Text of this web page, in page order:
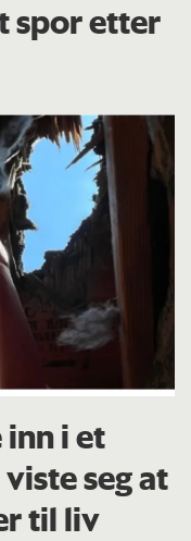
spor etter
i et
seg at
til liv